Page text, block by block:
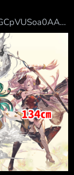
啊 矮就算了 還
頭上還長角方
的性癖導致